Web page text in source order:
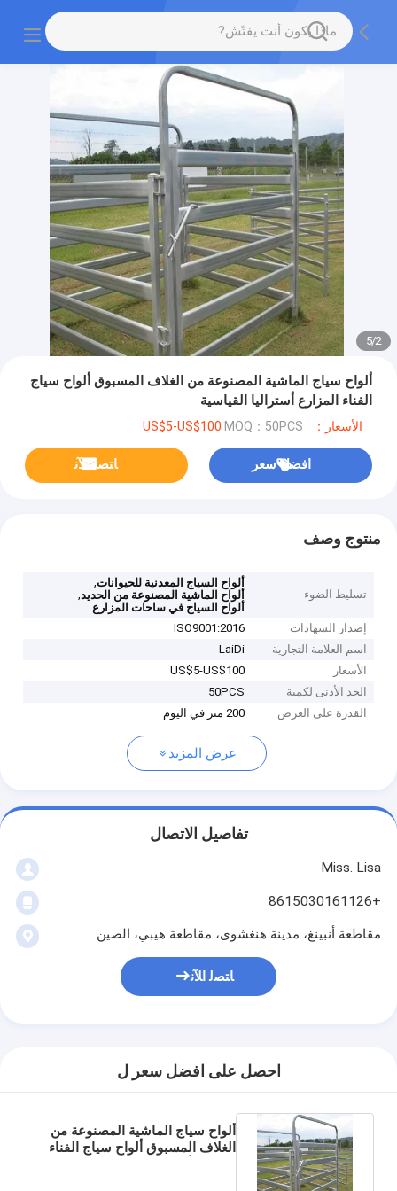
2
/
5
ألواح سياج الماشية المصنوعة من الغلاف المسبوق ألواح سياج
الفناء المزارع أستراليا القياسية
الأسعار：US$5-US$100 MOQ：50PCS
افضل سعر ﺎﺘﺼﻟ ﺍﻶﻧ
منتوج وصف
تسليط الضوء
ألواح السياج المعدنية للحيوانات,
ألواح الماشية المصنوعة من الحديد,
ألواح السياج في ساحات المزارع
إصدار الشهادات
ISO9001:2016
اسم العلامة التجارية
LaiDi
الأسعار
US$5-US$100
الحد الأدنى لكمية
50PCS
القدرة على العرض
200 متر في اليوم
عرض المزيد
تفاصيل الاتصال
Miss. Lisa
+8615030161126
مقاطعة أنبينغ، مدينة هنغشوى، مقاطعة هيبي، الصين
ﺎﺘﺼﻟ ﺍﻶﻧ
احصل على افضل سعر ل
ألواح سياج الماشية المصنوعة من
الغلاف المسبوق ألواح سياج الفناء